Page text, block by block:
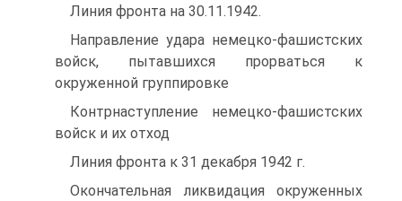
Линия фронта на 30.11.1942.
Направление удара немецко-фашистских
войск, пытавшихся прорваться к
окруженной группировке
Контрнаступление немецко-фашистских
войск и их отход
Линия фронта к 31 декабря 1942 г.
Окончательная ликвидация окруженных